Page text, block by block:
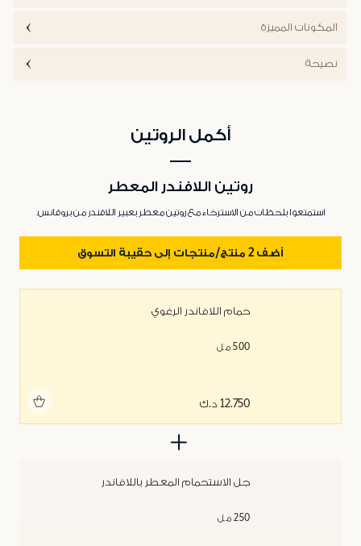
المكونات المميزة
نصيحة
أكمل الروتين
حمام اللافاندر الرغوي
500 مل
12.750 د.ك
جل الاستحمام المعطر باللافاندر
250 مل
روتين اللافندر المعطر
استمتعوا بلحظات من الاسترخاء مع روتين معطر بعبير اللافندر من بروفانس.
أضف 2 منتج/منتجات إلى حقيبة التسوق